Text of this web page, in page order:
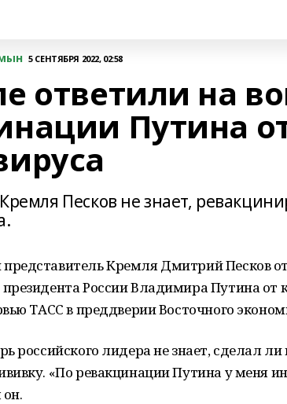
5 СЕНТЯБРЯ 2022, 02:58
ответили на
Путина
Песков не знает,
Кремля Дмитрий Песков
России Владимира Путина от
ТАСС в преддверии Восточного
российского лидера не знает, сделал ли
«По ревакцинации Путина у меня